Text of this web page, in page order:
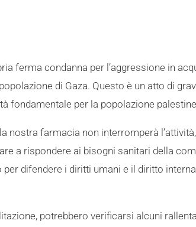
ferma condanna per l’aggressione in
di Gaza. Questo è un atto di
fondamentale per la popolazione
nostra farmacia non interromperà
a rispondere ai bisogni sanitari della
difendere i diritti umani e il diritto
potrebbero verificarsi alcuni